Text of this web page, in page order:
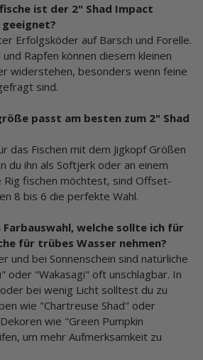
ist der 2" Shad Impact
Erfolgsköder auf Barsch und Forelle.
Rapfen können diesem kleinen
widerstehen, besonders wenn feine
sind.
passt am besten zum 2" Shad
das Fischen mit dem Jigkopf Größen
du ihn als Softjerk oder an einem
Rig fischen möchtest, sind Offset-
8 bis 6 die perfekte Wahl.
welche sollte ich für
für trübes Wasser nehmen?
und bei Sonnenschein sind natürliche
oder "Wakasagi" oft unschlagbar. In
bei wenig Licht solltest du zu
wie "Chartreuse Shad" oder
wie "Green Pumpkin
um mehr Aufmerksamkeit zu